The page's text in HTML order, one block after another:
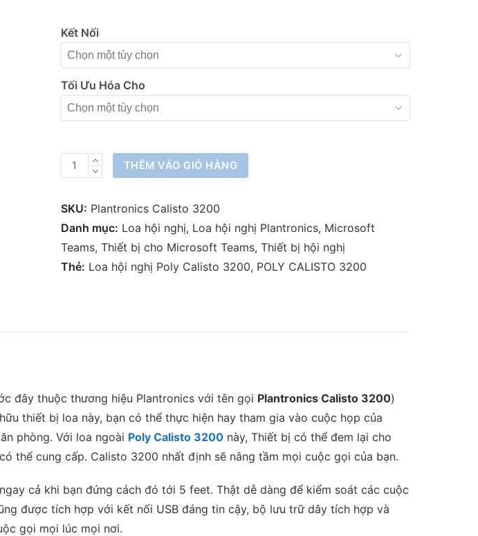
Kết Nối
Tối Ưu Hóa Cho
Thiết
bị
loa
hội
nghị
Poly
THÊM VÀO GIỎ HÀNG
SKU: Plantronics Calisto 3200
Danh mục: Loa hội nghị, Loa hội nghị Plantronics, Microsoft
Teams, Thiết bị cho Microsoft Teams, Thiết bị hội nghị
Thẻ: Loa hội nghị Poly Calisto 3200, POLY CALISTO 3200
đây thuộc thương hiệu Plantronics với tên gọi Plantronics Calisto 3200)
thiết bị loa này, bạn có thể thực hiện hay tham gia vào cuộc họp của
phòng. Với loa ngoài Poly Calisto 3200 này, Thiết bị có thể đem lại cho
thể cung cấp. Calisto 3200 nhất định sẽ nâng tầm mọi cuộc gọi của bạn.
cả khi bạn đứng cách đó tới 5 feet. Thật dễ dàng để kiểm soát các cuộc
được tích hợp với kết nối USB đáng tin cậy, bộ lưu trữ dây tích hợp và
gọi mọi lúc mọi nơi.